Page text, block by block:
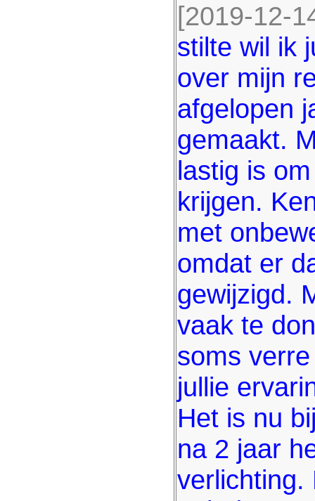
[2019-12-
stilte wil ik
over mijn
afgelopen
gemaakt.
lastig is
krijgen.
met
omdat er
gewijzigd.
vaak te
soms
jullie
Het is nu
na 2 jaar
verlichting.